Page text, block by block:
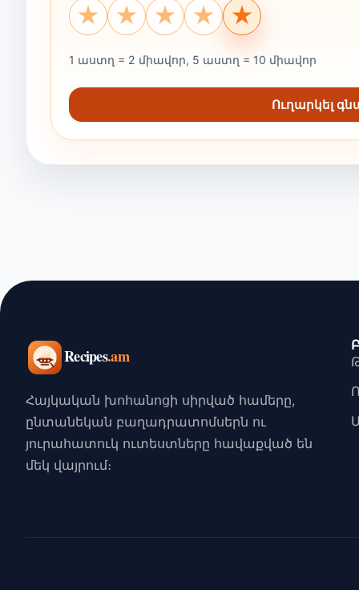
★
★
★
★
★
1 աստղ = 2 միավոր, 5 աստղ = 10 միավոր
Ուղարկել
Հայկական խոհանոցի սիրված համերը,
ընտանեկան բաղադրատոմսերն ու
յուրահատուկ ուտեստները հավաքված են
մեկ վայրում։